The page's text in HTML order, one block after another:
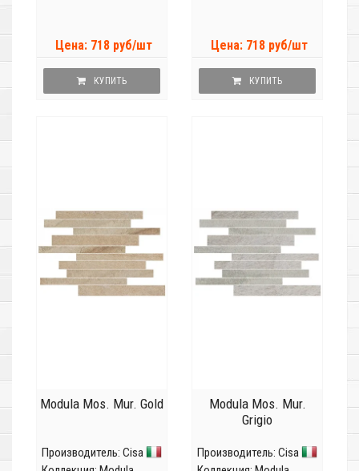
Цена: 718 руб/шт
КУПИТЬ
Цена: 718 руб/шт
КУПИТЬ
Modula Mos. Mur. Gold
Производитель: Cisa
Modula Mos. Mur.
Grigio
Производитель: Cisa